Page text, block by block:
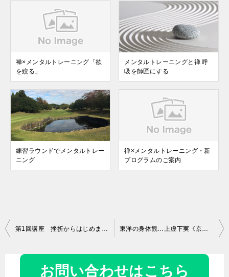
禅×メンタルトレーニング「欲
を絞る」
メンタルトレーニングと禅 呼
吸を師匠にする
練習ラウンドでメンタルトレー
ニング
禅×メンタルトレーニング・新
プログラムのご案内
投
第1回講座 挫折からはじめましょう 初心に戻る禅コーチング講座 東洋の身体観…上虚下実《京都からだ研究室》松田恵美子さんからの講座紹介
お問い合わせはこちら